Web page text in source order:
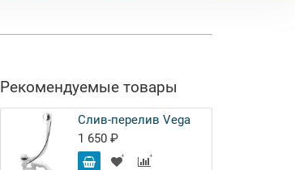
Рекомендуемые товары
Слив-перелив Vega
1 650 ₽